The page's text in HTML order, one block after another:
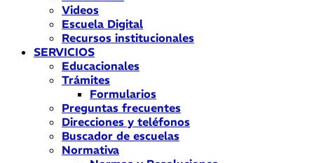
Videos
Escuela Digital
Recursos institucionales
SERVICIOS
Educacionales
Trámites
Formularios
Preguntas frecuentes
Direcciones y teléfonos
Buscador de escuelas
Normativa